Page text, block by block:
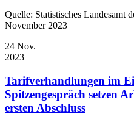
Quelle: Statistisches Landesamt
November 2023
24 Nov.
2023
Tarifverhandlungen im
Spitzengespräch setzen
ersten Abschluss